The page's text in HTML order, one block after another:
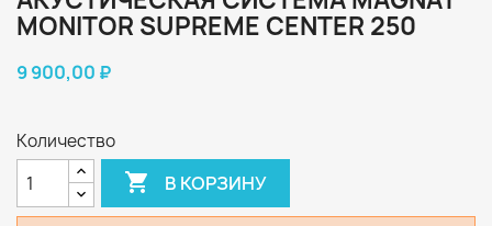
MONITOR SUPREME CENTER 250
9 900,00 ₽
Количество
 В КОРЗИНУ